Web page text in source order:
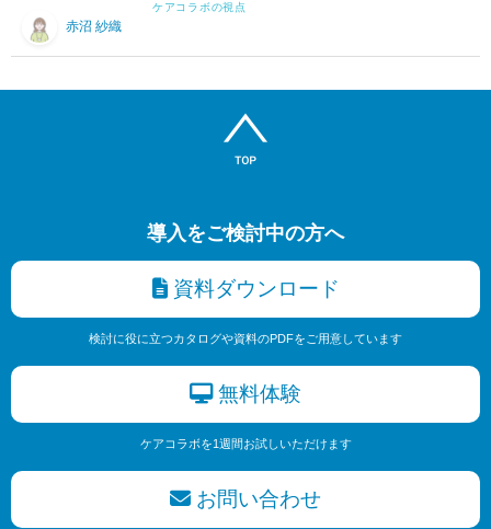
ケアコラボの視点
赤沼 紗織
導入をご検討中の方へ
資料ダウンロード
検討に役に立つカタログや資料のPDFをご用意しています
無料体験
ケアコラボを1週間お試しいただけます
お問い合わせ